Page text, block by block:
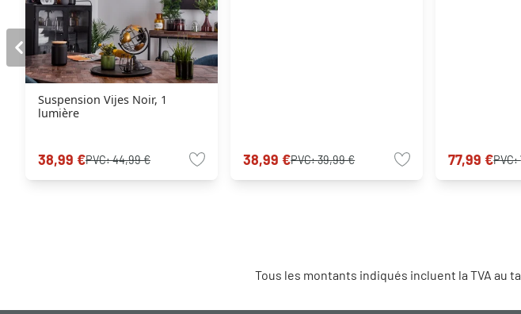
Suspension Vijes Noir, 1
lumière
38,99 €PVC:44,99 € 38,99 €PVC:39,99 € 77,99 €PVC:
Tous les montants indiqués incluent la TVA au